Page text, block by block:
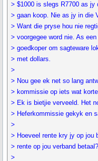
> $1000 is slegs R7700 as jy
> gaan koop. Nie as jy in die
> Want die pryse hou nie
> voorgegee word nie. As
> goedkoper om sagteware
> met dollars.
>
> Nou gee ek net so lang
> kommissie op iets wat
> Ek is bietjie verveeld. Het
> Heferkommissie gekyk en
>
> Hoeveel rente kry jy op jou
> rente op jou verband betaal?
>